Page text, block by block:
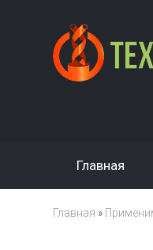
Главная
Главная »